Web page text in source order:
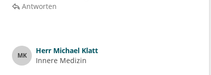
Antworten
MK Herr Michael Klatt
Innere Medizin